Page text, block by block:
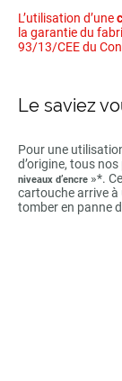
L’utilisation d’une
la garantie du
93/13/CEE du
Le saviez
Pour une
d’origine, tous
niveaux d’encre »*.
cartouche arrive à
tomber en panne